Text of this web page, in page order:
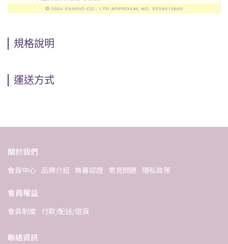
規格說明
運送方式
關於我們
會員中心 品牌介紹 無毒認證 常見問題 隱私政策
會員權益
會員制度 付款/配送/退貨
聯絡資訊